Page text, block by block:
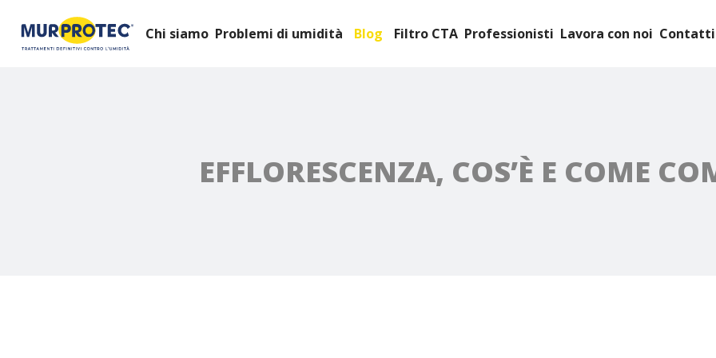
Chi siamo Problemi di umidità Blog Filtro CTA Professionisti Lavora con noi Contatti
EFFLORESCENZA, COS’È E COME